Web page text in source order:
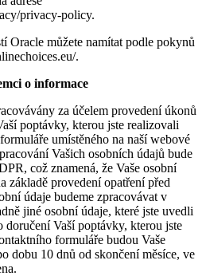
privacy-policy.
Oracle můžete namítat podle pokynů
.
o informace
za účelem provedení úkonů
poptávky, kterou jste realizovali
umístěného na naší webové
Vašich osobních údajů bude
což znamená, že Vaše osobní
základě provedení opatření před
údaje budeme zpracovávat v
jiné osobní údaje, které jste uvedli
Vaší poptávky, kterou jste
formuláře budou Vaše
dobu 10 dnů od skončení měsíce, ve